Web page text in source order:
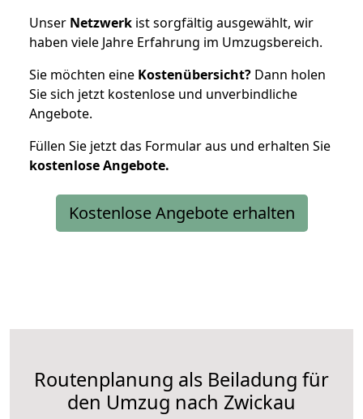
Unser Netzwerk ist sorgfältig ausgewählt, wir
haben viele Jahre Erfahrung im Umzugsbereich.
Sie möchten eine Kostenübersicht? Dann holen
Sie sich jetzt kostenlose und unverbindliche
Angebote.
Füllen Sie jetzt das Formular aus und erhalten Sie
kostenloseAngebote.
Kostenlose Angebote erhalten
Routenplanung als Beiladung für
den Umzug nach Zwickau